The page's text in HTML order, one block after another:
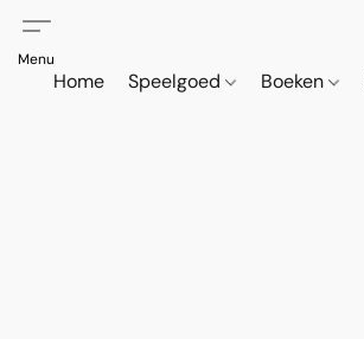
Home Speelgoed Boeken